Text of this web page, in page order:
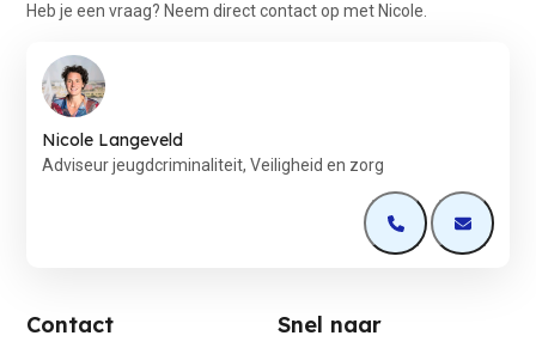
Heb je een vraag? Neem direct contact op met Nicole.
Nicole Langeveld
Adviseur jeugdcriminaliteit, Veiligheid en zorg
Open deOpen de
Contact Snel naar